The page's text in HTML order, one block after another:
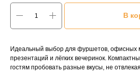
В
Идеальный выбор для фуршетов, офисных
презентаций и лёгких вечеринок.
гостям пробовать разные вкусы, не